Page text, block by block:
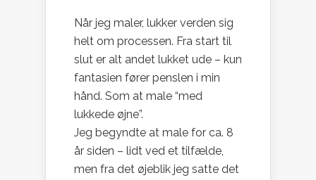
Når jeg maler, lukker verden sig
helt om processen. Fra start til
slut er alt andet lukket ude – kun
fantasien fører penslen i min
hånd. Som at male “med
lukkede øjne”.
Jeg begyndte at male for ca. 8
år siden – lidt ved et tilfælde,
men fra det øjeblik jeg satte det